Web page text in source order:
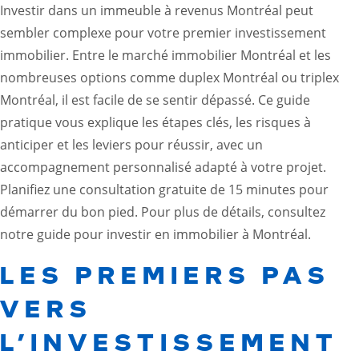
Investir dans un immeuble à revenus Montréal peut
sembler complexe pour votre premier investissement
immobilier. Entre le marché immobilier Montréal et les
nombreuses options comme duplex Montréal ou triplex
Montréal, il est facile de se sentir dépassé. Ce guide
pratique vous explique les étapes clés, les risques à
anticiper et les leviers pour réussir, avec un
accompagnement personnalisé adapté à votre projet.
Planifiez une consultation gratuite de 15 minutes pour
démarrer du bon pied. Pour plus de détails, consultez
notre guide pour investir en immobilier à Montréal.
LES PREMIERS PAS
VERS
L’INVESTISSEMENT